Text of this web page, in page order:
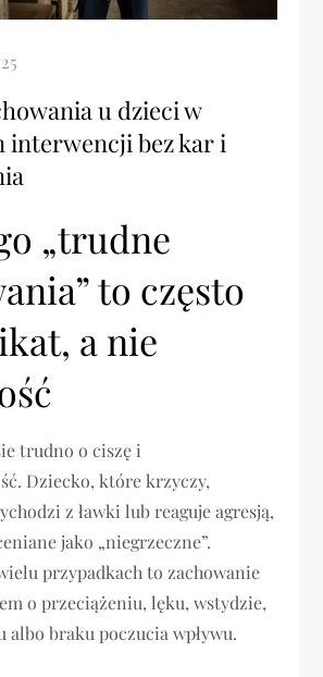
u dzieci w
interwencji bez kar i
„trudne
to często
a nie
trudno o ciszę i
Dziecko, które krzyczy,
z ławki lub reaguje agresją,
jako „niegrzeczne”.
przypadkach to zachowanie
o przeciążeniu, lęku, wstydzie,
albo braku poczucia wpływu.